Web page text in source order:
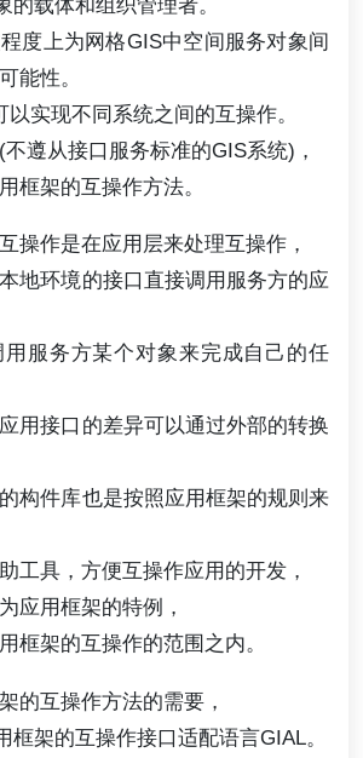
的载体和组织管理者。
度上为网格GIS中空间服务对象间
能性。
实现不同系统之间的互操作。
遵从接口服务标准的GIS系统)，
框架的互操作方法。
操作是在应用层来处理互操作，
地环境的接口直接调用服务方的应
服务方某个对象来完成自己的任
用接口的差异可以通过外部的转换
构件库也是按照应用框架的规则来
工具，方便互操作应用的开发，
应用框架的特例，
框架的互操作的范围之内。
的互操作方法的需要，
框架的互操作接口适配语言GIAL。